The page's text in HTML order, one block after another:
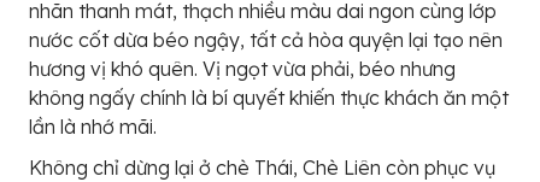
nhãn thanh mát, thạch nhiều màu dai ngon cùng lớp
nước cốt dừa béo ngậy, tất cả hòa quyện lại tạo nên
hương vị khó quên. Vị ngọt vừa phải, béo nhưng
không ngấy chính là bí quyết khiến thực khách ăn một
lần là nhớ mãi.
Không chỉ dừng lại ở chè Thái, Chè Liên còn phục vụ